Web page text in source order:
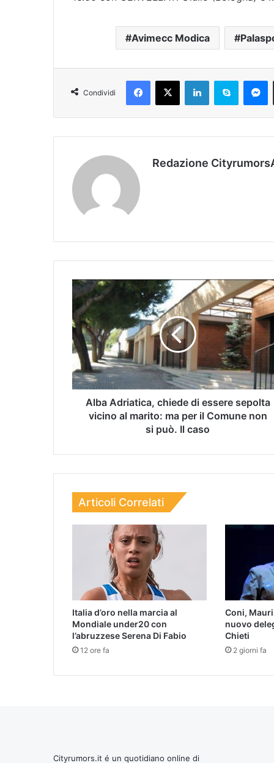
Avimecc Modica
Condividi
Redazione
Alba Adriatica, chiede di essere sepolta
vicino al marito: ma per il Comune non
si può. Il caso
Articoli Correlati
Italia d’oro nella marcia al
Mondiale under20 con
l’abruzzese Serena Di Fabio
12 ore fa
Coni,
nuovo
Chieti
2 giorni fa
Cityrumors.it é un quotidiano online di